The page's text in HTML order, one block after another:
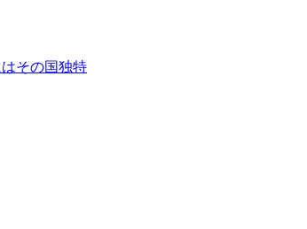
その国独特